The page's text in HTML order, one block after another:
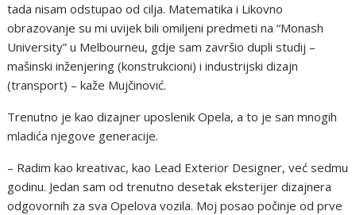
tada nisam odstupao od cilja. Matematika i Likovno
obrazovanje su mi uvijek bili omiljeni predmeti na “Monash
University” u Melbourneu, gdje sam završio dupli studij –
mašinski inženjering (konstrukcioni) i industrijski dizajn
(transport) – kaže Mujčinović.
Trenutno je kao dizajner uposlenik Opela, a to je san mnogih
mladića njegove generacije.
– Radim kao kreativac, kao Lead Exterior Designer, već sedmu
godinu. Jedan sam od trenutno desetak eksterijer dizajnera
odgovornih za sva Opelova vozila. Moj posao počinje od prve